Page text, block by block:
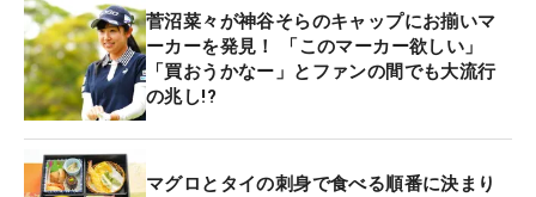
菅沼菜々が神谷そらのキャップにお揃いマ
ーカーを発見！ 「このマーカー欲しい」
「買おうかなー」とファンの間でも大流行
の兆し!?
マグロとタイの刺身で食べる順番に決まり